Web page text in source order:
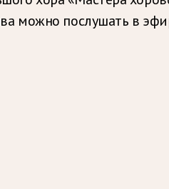
можно послушать в